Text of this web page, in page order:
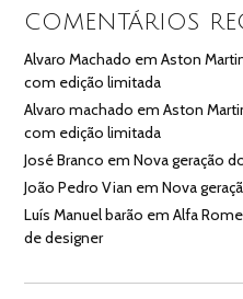
COMENTÁRIOS
Alvaro Machado emAston
com edição limitada
Alvaro machado emAston
com edição limitada
José Branco emNova geração
João Pedro Vian emNova
Luís Manuel barão emAlfa
de designer